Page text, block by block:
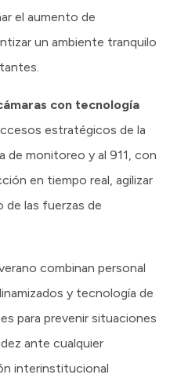
el aumento de
un ambiente tranquilo
con tecnología
estratégicos de la
de monitoreo y al 911, con
en tiempo real, agilizar
de las fuerzas de
combinan personal
y tecnología de
para prevenir situaciones
ante cualquier
interinstitucional